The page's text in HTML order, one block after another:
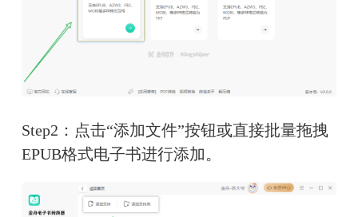
Step2：点击“添加文件”按钮或直接批量拖拽
EPUB格式电子书进行添加。